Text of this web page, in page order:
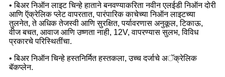
• बिअर निऑन लाइट चिन्हे हाताने बनवण्याकरिता नवीन एलईडी निऑन दोरी
आणि ऍक्रेलिक प्लेट वापरतात, पारंपारिक काचेच्या निऑन लाइटच्या
तुलनेत, ते अधिक तेजस्वी आणि सुरक्षित, पर्यावरणास अनुकूल, टिकाऊ,
वीज बचत, आवाज आणि उष्णता नाही, 12V, वापरण्यास सुलभ, विविध
प्रकारचे परिस्थितींचा.
• बिअर निऑन चिन्हे हस्तनिर्मित हस्तकला, ​​उच्च दर्जाचे अॅक्रेलिक
बॅकप्लेन.